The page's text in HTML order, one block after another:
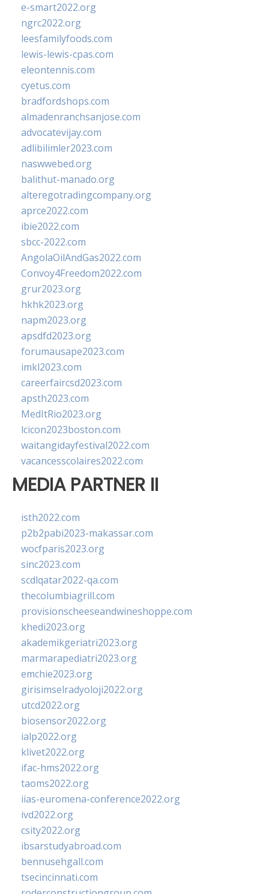
e-smart2022.org
ngrc2022.org
leesfamilyfoods.com
lewis-lewis-cpas.com
eleontennis.com
cyetus.com
bradfordshops.com
almadenranchsanjose.com
advocatevijay.com
adlibilimler2023.com
naswwebed.org
balithut-manado.org
alteregotradingcompany.org
aprce2022.com
ibie2022.com
sbcc-2022.com
AngolaOilAndGas2022.com
Convoy4Freedom2022.com
grur2023.org
hkhk2023.org
napm2023.org
apsdfd2023.org
forumausape2023.com
imkl2023.com
careerfaircsd2023.com
apsth2023.com
MedItRio2023.org
lcicon2023boston.com
waitangidayfestival2022.com
vacancesscolaires2022.com
MEDIA PARTNER II
isth2022.com
p2b2pabi2023-makassar.com
wocfparis2023.org
sinc2023.com
scdlqatar2022-qa.com
thecolumbiagrill.com
provisionscheeseandwineshoppe.com
khedi2023.org
akademikgeriatri2023.org
marmarapediatri2023.org
emchie2023.org
girisimselradyoloji2022.org
utcd2022.org
biosensor2022.org
ialp2022.org
klivet2022.org
ifac-hms2022.org
taoms2022.org
iias-euromena-conference2022.org
ivd2022.org
csity2022.org
ibsarstudyabroad.com
bennusehgall.com
tsecincinnati.com